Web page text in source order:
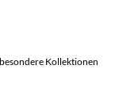
Kollektionen